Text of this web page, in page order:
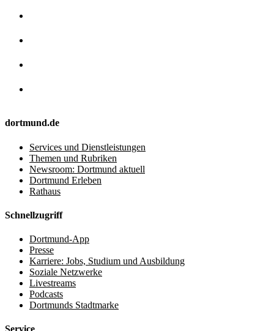
dortmund.de
Services und Dienstleistungen
Themen und Rubriken
Newsroom: Dortmund aktuell
Dortmund Erleben
Rathaus
Schnellzugriff
Dortmund-App
Presse
Karriere: Jobs, Studium und Ausbildung
Soziale Netzwerke
Livestreams
Podcasts
Dortmunds Stadtmarke